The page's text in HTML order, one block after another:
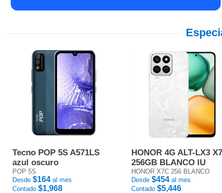
Tecno POP 5S A571LS
azul oscuro
POP 5S
Desde $164 al mes
Contado $1,968
HONOR 4G ALT-LX3
256GB BLANCO IU
HONOR X7C 256 BLANCO
Desde $454 al mes
Contado $5,446